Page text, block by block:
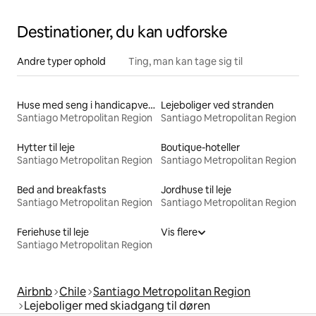
Destinationer, du kan udforske
Andre typer ophold Ting, man kan tage sig til
Huse med seng i handicapvenlig højde til leje
Santiago Metropolitan Region
Lejeboliger ved stranden
Santiago Metropolitan Region
Hytter til leje
Santiago Metropolitan Region
Boutique-hoteller
Santiago Metropolitan Region
Bed and breakfasts
Santiago Metropolitan Region
Jordhuse til leje
Santiago Metropolitan Region
Feriehuse til leje
Santiago Metropolitan Region
Vis flere
Airbnb Chile Santiago Metropolitan Region
Lejeboliger med skiadgang til døren